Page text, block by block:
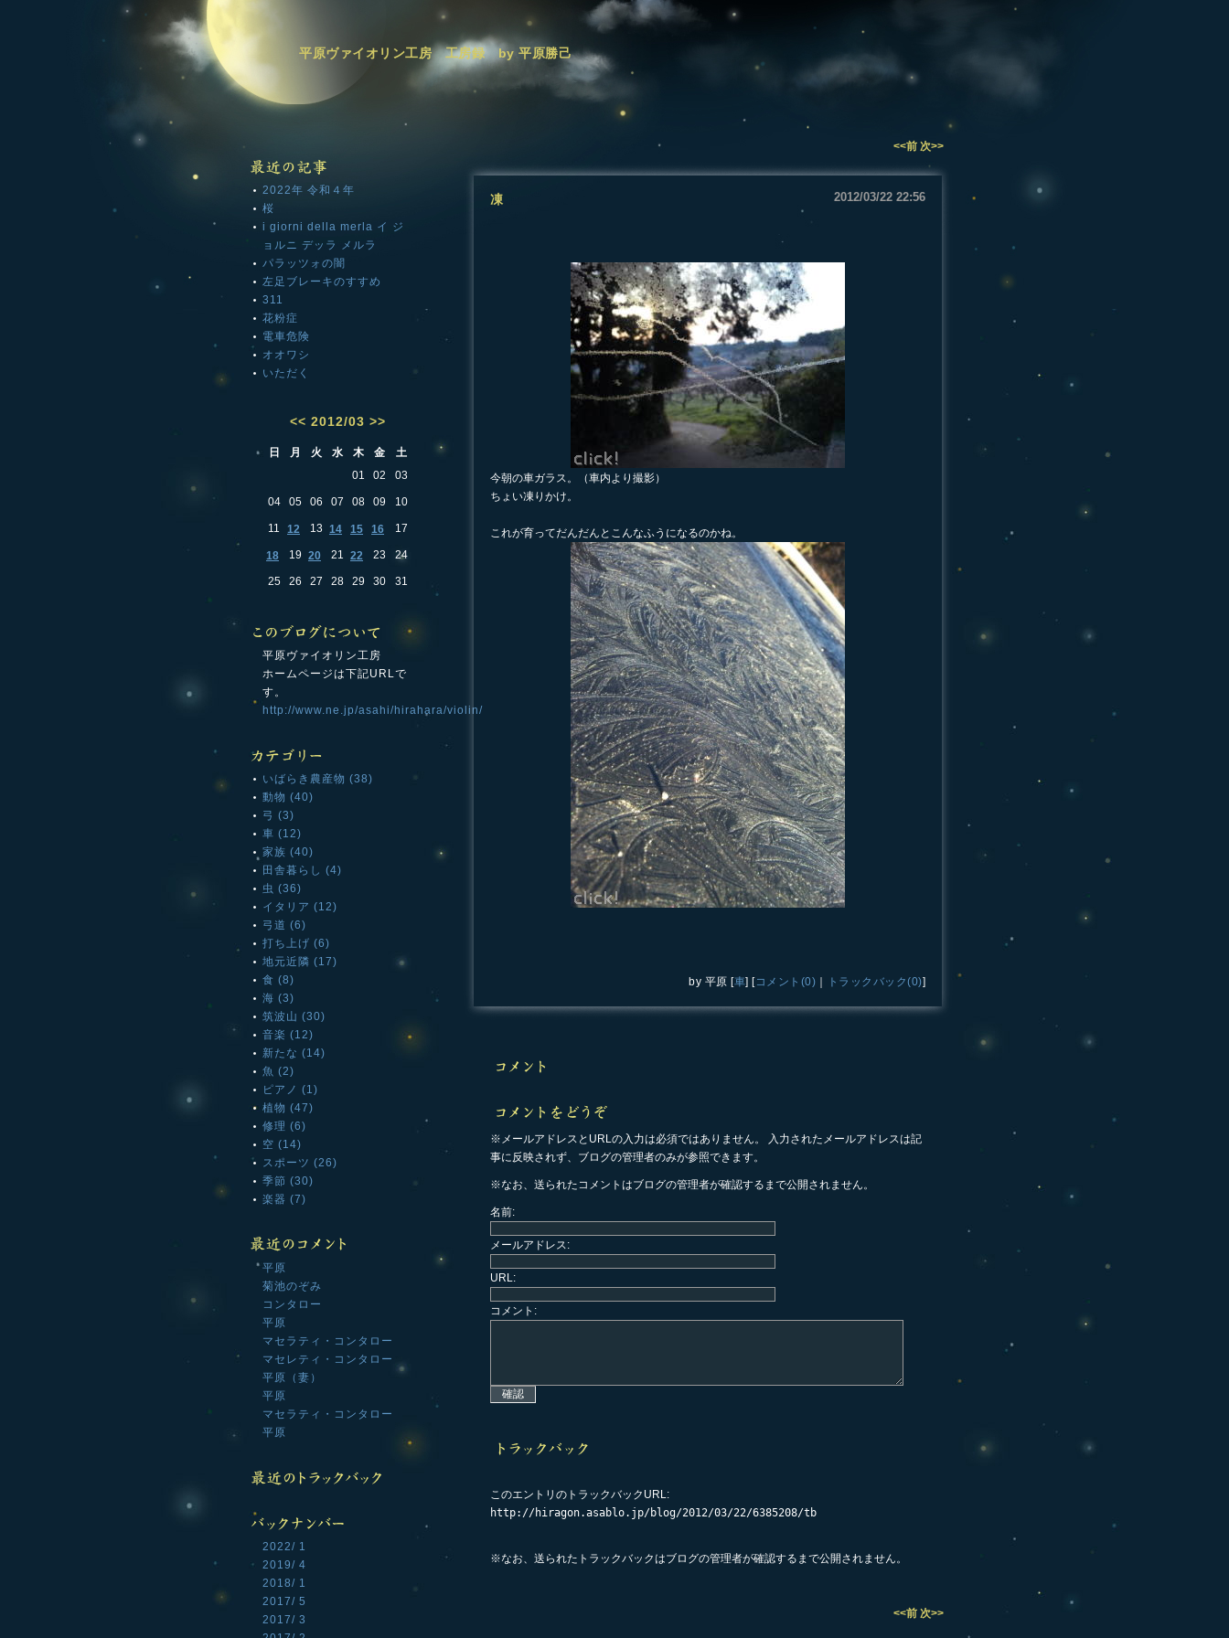
平原ヴァイオリン工房 工房録 by 平原勝己
2022年 令和４年
桜
i giorni della merla イ ジ
ョルニ デッラ メルラ
パラッツォの闇
左足ブレーキのすすめ
311
花粉症
電車危険
オオワシ
いただく
<< 2012/03 >>
日 月 火 水 木 金
土
01
02 03
04 05 06 07 08 09 10
11 12 13 14 15 16 17
18 19 20 21 22 23 24
25 26 27 28 29 30 31
平原ヴァイオリン工房
ホームページは下記URLで
す。
http://www.ne.jp/asahi/hirahara/violin/
いばらき農産物 (38)
動物 (40)
弓 (3)
車 (12)
家族 (40)
田舎暮らし (4)
虫 (36)
イタリア (12)
弓道 (6)
打ち上げ (6)
地元近隣 (17)
食 (8)
海 (3)
筑波山 (30)
音楽 (12)
新たな (14)
魚 (2)
ピアノ (1)
植物 (47)
修理 (6)
空 (14)
スポーツ (26)
季節 (30)
楽器 (7)
平原
菊池のぞみ
コンタロー
平原
マセラティ・コンタロー
マセレティ・コンタロー
平原（妻）
平原
マセラティ・コンタロー
平原
2022/ 1
2019/ 4
2018/ 1
2017/ 5
2017/ 3
<<前 次>>
凍
2012/03/22 22:56
今朝の車ガラス。（車内より撮影）
ちょい凍りかけ。
これが育ってだんだんとこんなふうになるのかね。
by 平原 [車] [コメント(0) トラックバック(0)]
※メールアドレスとURLの入力は必須ではありません。 入力されたメールアドレスは記
事に反映されず、ブログの管理者のみが参照できます。
※なお、送られたコメントはブログの管理者が確認するまで公開されません。
名前:
メールアドレス:
URL:
コメント:
このエントリのトラックバックURL:
http://hiragon.asablo.jp/blog/2012/03/22/6385208/tb
※なお、送られたトラックバックはブログの管理者が確認するまで公開されません。
<<前 次>>